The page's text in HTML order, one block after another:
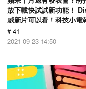
放下載快試試新功能！
威新片可以看！科技小電
# 41
2021-09-23 14:50